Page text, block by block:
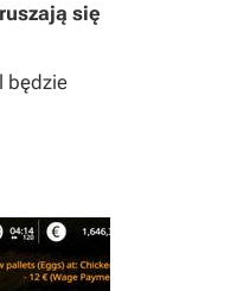
się
będzie